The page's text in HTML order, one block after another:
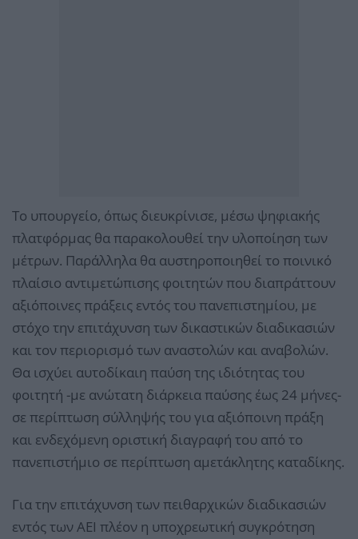
Το υπουργείο, όπως διευκρίνισε, μέσω ψηφιακής
πλατφόρμας θα παρακολουθεί την υλοποίηση των
μέτρων. Παράλληλα θα αυστηροποιηθεί το ποινικό
πλαίσιο αντιμετώπισης φοιτητών που διαπράττουν
αξιόποινες πράξεις εντός του πανεπιστημίου, με
στόχο την επιτάχυνση των δικαστικών διαδικασιών
και τον περιορισμό των αναστολών και αναβολών.
Θα ισχύει αυτοδίκαιη παύση της ιδιότητας του
φοιτητή -με ανώτατη διάρκεια παύσης έως 24 μήνες-
σε περίπτωση σύλληψής του για αξιόποινη πράξη
και ενδεχόμενη οριστική διαγραφή του από το
πανεπιστήμιο σε περίπτωση αμετάκλητης καταδίκης.
Για την επιτάχυνση των πειθαρχικών διαδικασιών
εντός των ΑΕΙ πλέον η υποχρεωτική συγκρότηση